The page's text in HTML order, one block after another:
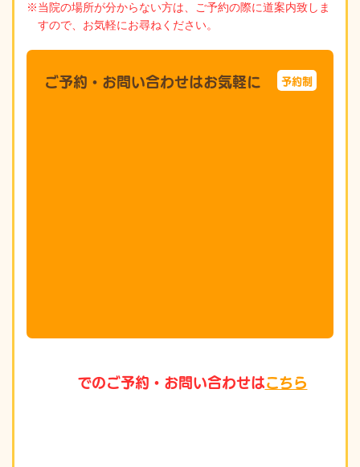
※当院の場所が分からない方は、ご予約の際に道案内致しま
すので、お気軽にお尋ねください。
ご予約・お問い合わせはお気軽に 予約制
でのご予約・お問い合わせはこちら